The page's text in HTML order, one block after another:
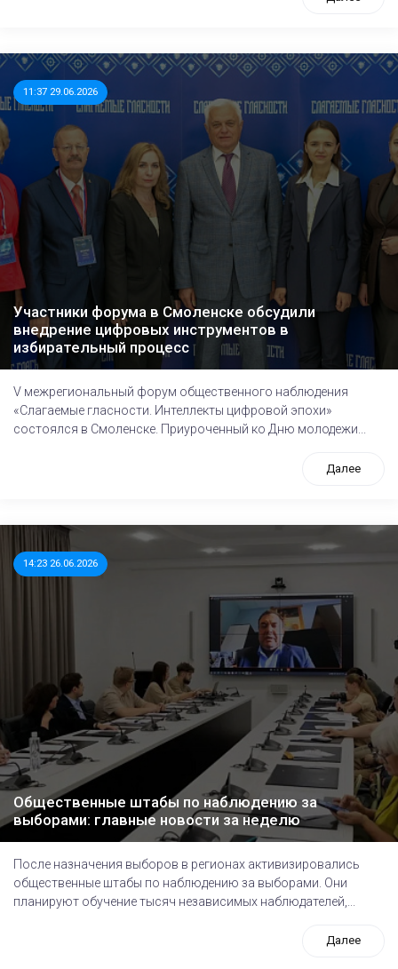
11:37 29.06.2026
Участники форума в Смоленске обсудили
внедрение цифровых инструментов в
избирательный процесс
V межрегиональный форум общественного наблюдения
«Слагаемые гласности. Интеллекты цифровой эпохи»
состоялся в Смоленске. Приуроченный ко Дню молодежи...
Далее
14:23 26.06.2026
Общественные штабы по наблюдению за
выборами: главные новости за неделю
После назначения выборов в регионах активизировались
общественные штабы по наблюдению за выборами. Они
планируют обучение тысяч независимых наблюдателей,...
Далее